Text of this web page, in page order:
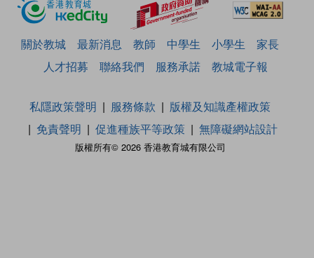
關於教城 最新消息 教師 中學生 小學生
家長
人才招募
聯絡我們 服務承諾 教城電子報
版權所有© 2026 香港教育城有限公司
私隱政策聲明 服務條款
版權及知識產權政策
免責聲明
促進種族平等政策 無障礙網站設計